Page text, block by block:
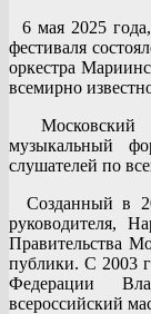
6 мая 2025
фестиваля
оркестра
всемирно
Московский
музыкальный
слушателей по
Созданный в
руководителя,
Правительства
публики. С 2003
Федерации
всероссийский